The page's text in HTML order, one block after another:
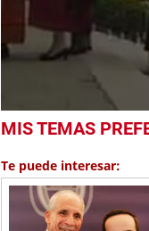
seconds
29
secondsVolume
0%
MIS TEMAS
Te puede interesar: